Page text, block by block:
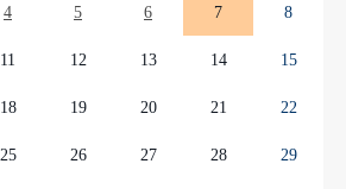
4 5 6 7 8
11 12 13 14 15
18 19 20 21 22
25 26 27 28 29